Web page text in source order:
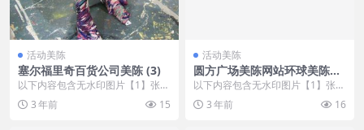
活动美陈
塞尔福里奇百货公司美陈 (3)
以下内容包含无水印图片【1】张
，开通会员无障碍浏览 开通VIP会
员 3 年前 15
活动美陈
圆方广场美陈网站环球美陈网
(28)
以下内容包含无水印图片【1】张
，开通会员无障碍浏览 开通VIP会
员 3 年前 16